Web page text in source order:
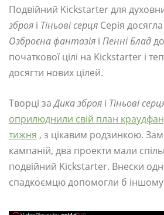
Подвійний Kickstarter для
зброя і Тіньові серця Серія
Озброєна фантазія і Пенні Блад
початкової цілі на Kickstarter і
досягти нових цілей.
Творці заДика зброя і Тіньові
оприлюднили свій план
тижня , з цікавим родзинкою.
кампаній, два проекти мали
подвійний Kickstarter. Внески
спадкоємцю допомогли б